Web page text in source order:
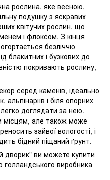
рослина, яке весною,
подушку з яскравих
квітучих рослин, що
і флоксом. З кінця
безліччю
блакитних і бузкових до
покривають рослину,
серед каменів, ідеально
і біля опорних
доглядати за нею.
місцям, але також може
зайвої вологості, і
бідний піщаний ґрунт.
дворик" ви можете купити
голландського виробника